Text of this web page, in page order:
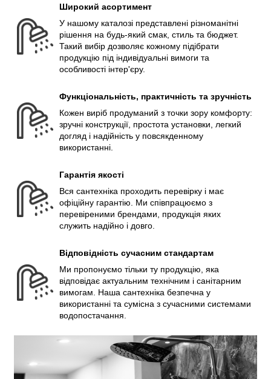
Широкий асортимент
У нашому каталозі представлені різноманітні
рішення на будь-який смак, стиль та бюджет.
Такий вибір дозволяє кожному підібрати
продукцію під індивідуальні вимоги та
особливості інтер'єру.
Функціональність, практичність та зручність
Кожен виріб продуманий з точки зору комфорту:
зручні конструкції, простота установки, легкий
догляд і надійність у повсякденному
використанні.
Гарантія якості
Вся сантехніка проходить перевірку і має
офіційну гарантію. Ми співпрацюємо з
перевіреними брендами, продукція яких
служить надійно і довго.
Відповідність сучасним стандартам
Ми пропонуємо тільки ту продукцію, яка
відповідає актуальним технічним і санітарним
вимогам. Наша сантехніка безпечна у
використанні та сумісна з сучасними системами
водопостачання.